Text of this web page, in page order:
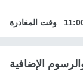
وقت المغادرة
الإضافية